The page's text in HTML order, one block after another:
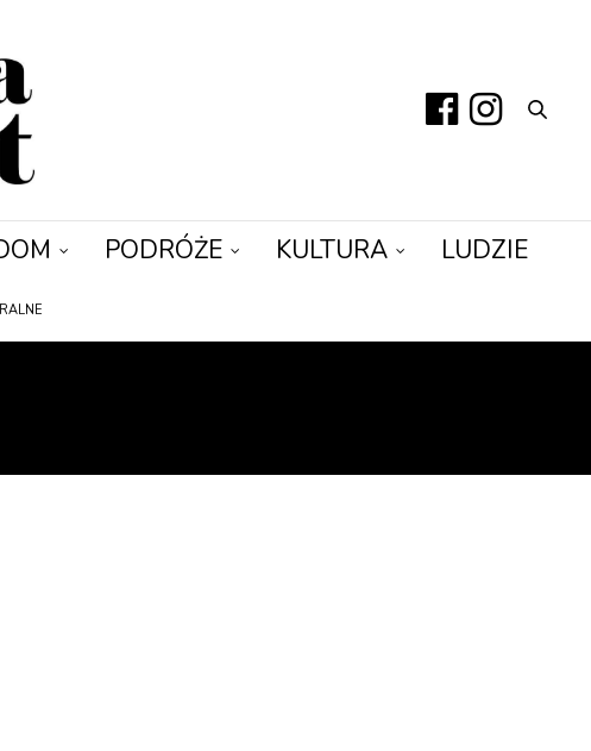
PODRÓŻE KULTURA LUDZIE